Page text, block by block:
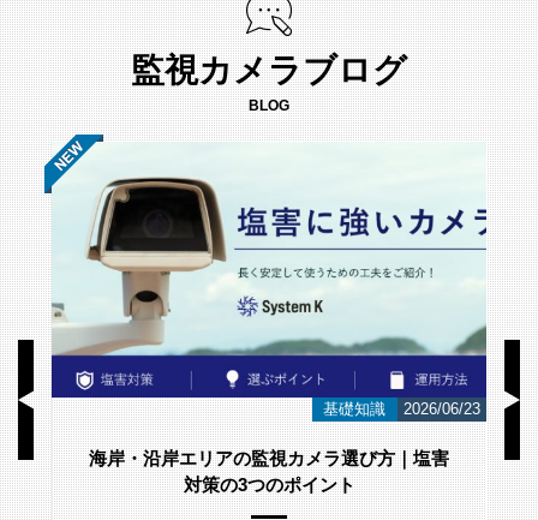
監視カメラブログ
BLOG
基礎知識 2026/06/23
海岸・沿岸エリアの監視カメラ選び方｜塩害
対策の3つのポイント